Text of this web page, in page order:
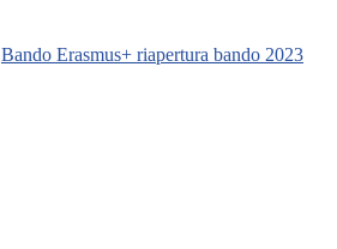
Bando Erasmus+ riapertura bando 2023